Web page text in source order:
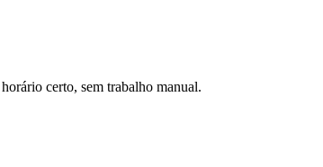
certo, sem trabalho manual.